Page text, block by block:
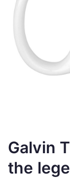
Galvin
the